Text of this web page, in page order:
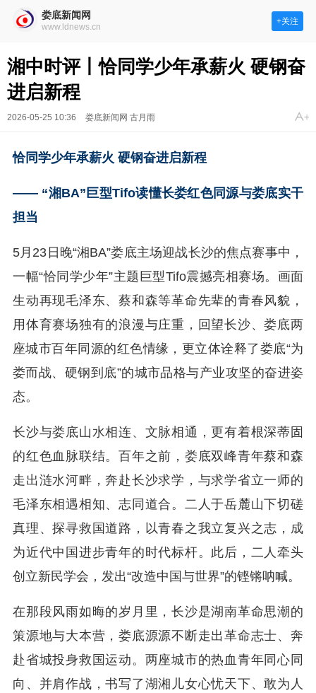
娄底新闻网
www.ldnews.cn
+关注
湘中时评丨恰同学少年承薪火 硬钢奋
进启新程
2026-05-25 10:36 娄底新闻网 古月雨
恰同学少年承薪火 硬钢奋进启新程
—— “湘BA”巨型Tifo读懂长娄红色同源与娄底实干
担当
5月23日晚“湘BA”娄底主场迎战长沙的焦点赛事中，
一幅“恰同学少年”主题巨型Tifo震撼亮相赛场。画面
生动再现毛泽东、蔡和森等革命先辈的青春风貌，
用体育赛场独有的浪漫与庄重，回望长沙、娄底两
座城市百年同源的红色情缘，更立体诠释了娄底“为
娄而战、硬钢到底”的城市品格与产业攻坚的奋进姿
态。
长沙与娄底山水相连、文脉相通，更有着根深蒂固
的红色血脉联结。百年之前，娄底双峰青年蔡和森
走出涟水河畔，奔赴长沙求学，与求学省立一师的
毛泽东相遇相知、志同道合。二人于岳麓山下切磋
真理、探寻救国道路，以青春之我立复兴之志，成
为近代中国进步青年的时代标杆。此后，二人牵头
创立新民学会，发出“改造中国与世界”的铿锵呐喊。
在那段风雨如晦的岁月里，长沙是湖南革命思潮的
策源地与大本营，娄底源源不断走出革命志士、奔
赴省城投身救国运动。两座城市的热血青年同心同
向、并肩作战，书写了湖湘儿女心忧天下、敢为人